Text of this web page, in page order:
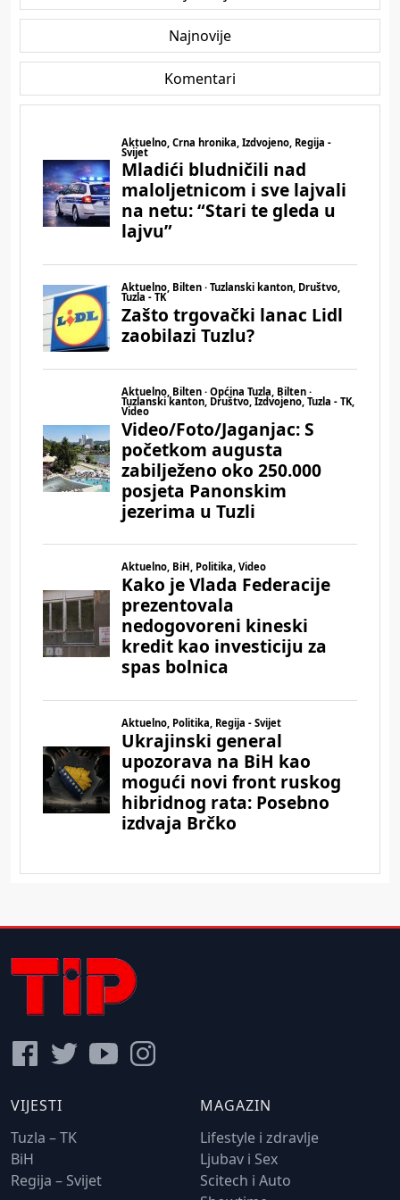
Najnovije
Komentari
VIJESTI
Tuzla – TK
BiH
Regija – Svijet
MAGAZIN
Lifestyle i zdravlje
Ljubav i Sex
Scitech i Auto